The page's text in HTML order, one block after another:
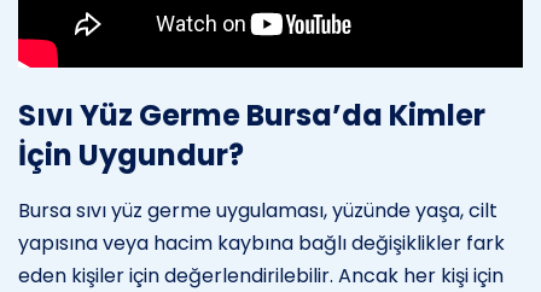
Sıvı Yüz Germe Bursa’da Kimler
İçin Uygundur?
Bursa sıvı yüz germe uygulaması, yüzünde yaşa, cilt
yapısına veya hacim kaybına bağlı değişiklikler fark
eden kişiler için değerlendirilebilir. Ancak her kişi için